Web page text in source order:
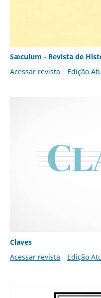
Sæculum - Revista de
Acessar revista
Edição
Claves
Acessar revista
Edição